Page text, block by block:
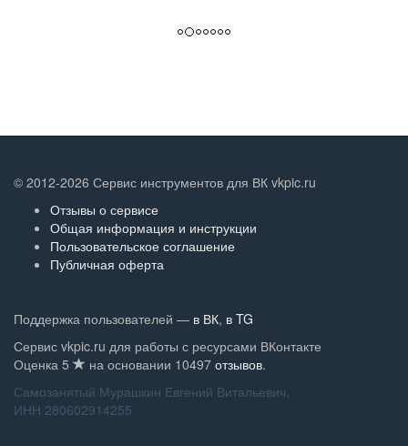
© 2012-2026 Сервис инструментов для ВК vkpic.ru
Отзывы о сервисе
Общая информация и инструкции
Пользовательское соглашение
Публичная оферта
Поддержка пользователей — в ВК, в TG
Сервис vkpic.ru для работы с ресурсами ВКонтакте
Оценка 5 на основании 10497 отзывов.
Самозанятый Мурашкин Евгений Витальевич,
ИНН 280602914255